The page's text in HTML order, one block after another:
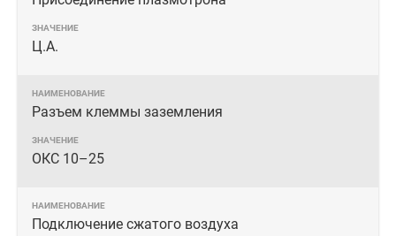
Ц.А.
Разъем клеммы заземления
ОКС 10–25
Подключение сжатого воздуха